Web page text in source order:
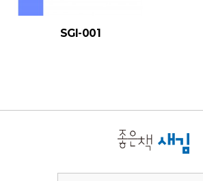
SGI-001